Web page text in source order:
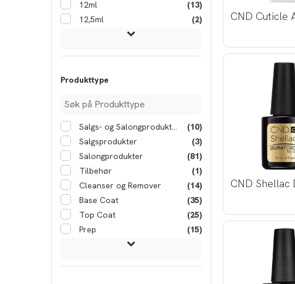
12ml
(13)
12,5ml
(2)
Produkttype
Salgs- og Salongprodukter
(10)
Salgsprodukter
(3)
Salongprodukter
(81)
Tilbehør
(1)
Cleanser og Remover
(14)
Base Coat
(35)
Top Coat
(25)
Prep
(15)